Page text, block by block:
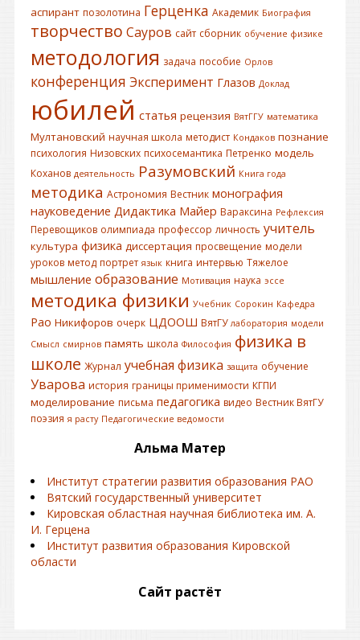
аспирант позолотина Герценка Академик Биография
творчество Сауров сайт сборник обучение физике
методология задача пособие Орлов
конференция Эксперимент Глазов Доклад
юбилей статья рецензия ВятГГУ математика
Мултановский научная школа методист Кондаков познание
психология Низовских психосемантика Петренко модель
Коханов деятельность Разумовский Книга года
методика Астрономия Вестник монография
науковедение Дидактика Майер Вараксина Рефлексия
Перевощиков олимпиада профессор личность учитель
культура физика диссертация просвещение модели
уроков метод портрет язык книга интервью Тяжелое
мышление образование Мотивация наука эссе
методика физики Учебник Сорокин Кафедра
Рао Никифоров очерк ЦДООШ ВятГУ лаборатория модели
Смысл смирнов память школа Философия физика в
школе Журнал учебная физика защита обучение
Уварова история границы применимости КГПИ
моделирование письма педагогика видео Вестник ВятГУ
поэзия я расту Педагогические ведомости
Альма Матер
Институт стратегии развития образования РАО
Вятский государственный университет
Кировская областная научная библиотека им. А.
И. Герцена
Институт развития образования Кировской
области
Сайт растёт